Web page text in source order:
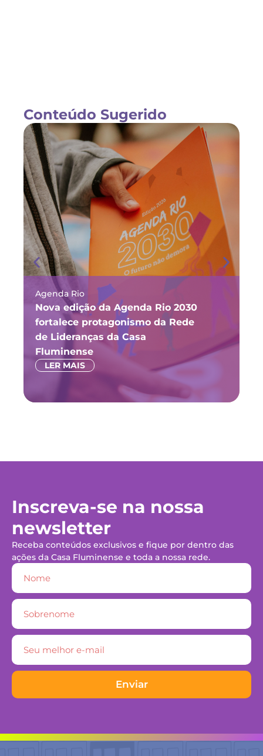
Conteúdo Sugerido
Agenda Rio
Nova edição da Agenda Rio 2030
fortalece protagonismo da Rede
de Lideranças da Casa
Fluminense
LER MAIS
Inscreva-se na nossa
newsletter
Receba conteúdos exclusivos e fique por dentro das
ações da Casa Fluminense e toda a nossa rede.
Enviar